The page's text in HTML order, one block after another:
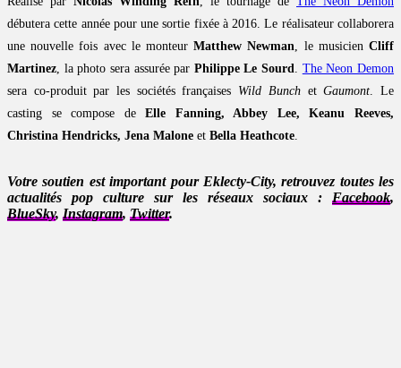
débutera cette année pour une sortie fixée à 2016. Le réalisateur collaborera
une nouvelle fois avec le monteurMatthew Newman, le musicienCliff
Martinez, la photo sera assurée par Philippe Le Sourd. The Neon Demon
sera co-produit par les sociétés françaises Wild BunchetGaumont. Le
casting se compose deElle Fanning, Abbey Lee, Keanu Reeves,
Christina Hendricks, Jena Malone et Bella Heathcote.
Votre soutien est important pour Eklecty-City, retrouvez toutes les
actualités pop culture sur les réseaux sociaux : Facebook,
BlueSky, Instagram, Twitter.